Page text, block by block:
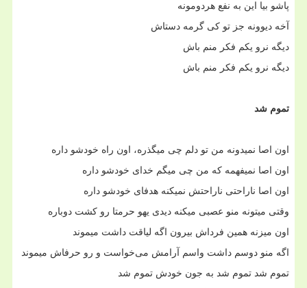
پاشو بیا این به نفع هردومونه
آخه دیوونه جز تو کی گرمه دستاش
دیگه نرو یکم فکر منم باش
دیگه نرو یکم فکر منم باش
تموم شد
اون اصا نمیدونه من تو دلم چی میگذره، اون راه خودشو داره
اون اصا نمیفهمه که من چی میگم خدای خودشو داره
اون اصا ناراحتی ناراحتش نمیکنه هدفای خودشو داره
وقتی میتونه منو عصبی میکنه دیدی یهو حرمتا رو کشت دوباره
اون میزنه همین فرداش بیرون اگه لیاقت داشت میموند
اگه منو دوسم داشت واسم آرامش می‌خواست و رو حرفاش میموند
تموم شد تموم شد به جون خودش تموم شد